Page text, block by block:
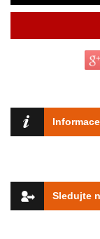
Informace
Sledujte